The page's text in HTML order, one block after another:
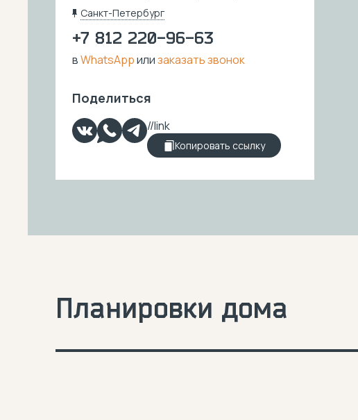
Санкт-Петербург
+7 812 220-96-63
вWhatsAppилизаказать звонок
Поделиться
Копировать ссылку
Планировки дома